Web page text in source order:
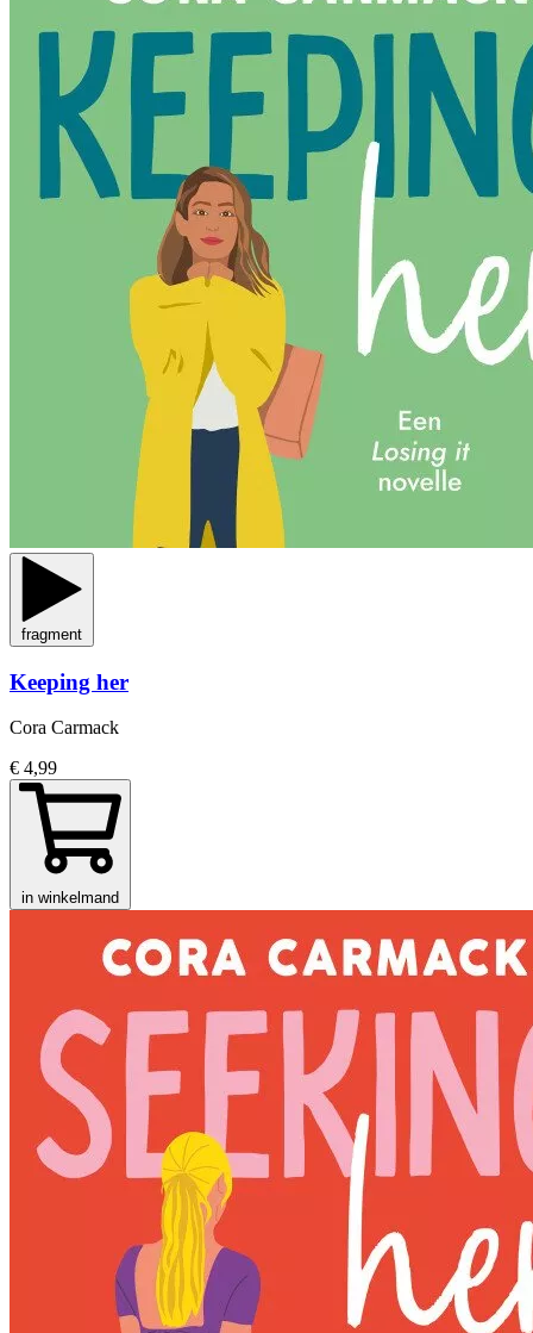
fragment
Keeping her
Cora Carmack
€ 4,99
in winkelmand